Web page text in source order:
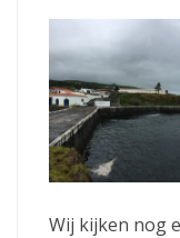
Wij kijken nog